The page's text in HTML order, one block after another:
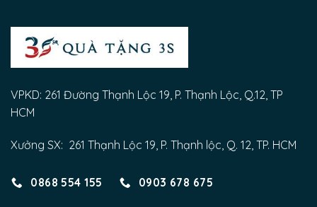
VPKD: 261 Đường Thạnh Lộc 19, P. Thạnh Lộc, Q.12, TP
HCM
Xưởng SX: 261 Thạnh Lộc 19, P. Thạnh lộc, Q. 12, TP. HCM
0868 554 155 0903 678 675